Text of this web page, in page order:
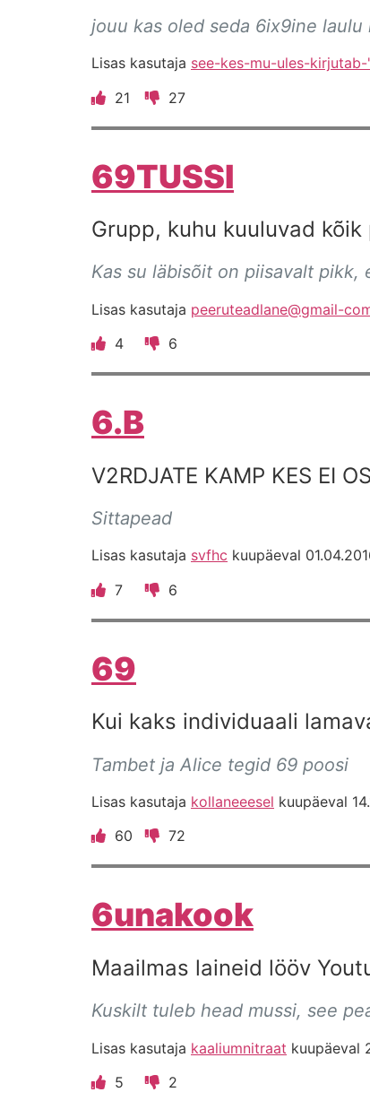
jouu kas oled seda 6ix9ine laulu
Lisas kasutaja see-kes-mu-ules-
21
27
69TUSSI
Grupp, kuhu kuuluvad
Kas su läbisõit on piisavalt pikk,
Lisas kasutaja peeruteadlane@gmail-
4
6
6.B
V2RDJATE KAMP KES EI
Sittapead
Lisas kasutaja svfhc kuupäeval
7
6
69
Kui kaks individuaali
Tambet ja Alice tegid 69 poosi
Lisas kasutaja kollaneeesel kuupäeval
60
72
6unakook
Maailmas laineid lööv
Kuskilt tuleb head mussi, see
Lisas kasutaja kaaliumnitraat kuupäeval
5
2